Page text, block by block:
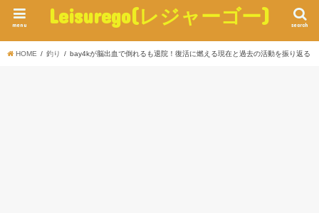
Leisurego(レジャーゴー) search
menu
HOME 釣り bay4kが脳出血で倒れるも退院！復活に燃える現在と過去の活動を振り返る